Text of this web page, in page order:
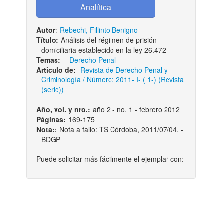
Autor: Rebechi, Fillinto Benigno
Título: Análisis del régimen de prisión
domiciliaria establecido en la ley 26.472
Temas: - Derecho Penal
Articulo de: Revista de Derecho Penal y
Criminología / Número: 2011- I- ( 1-) (Revista
(serie))
Año, vol. y nro.: año 2 - no. 1 - febrero 2012
Páginas: 169-175
Nota:: Nota a fallo: TS Córdoba, 2011/07/04. -
BDGP
Puede solicitar más fácilmente el ejemplar con: